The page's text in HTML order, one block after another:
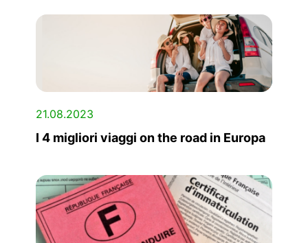
21.08.2023
I 4 migliori viaggi on the road in Europa